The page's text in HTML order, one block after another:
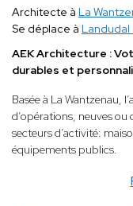
Architecte à La
Se déplace à Landudal
AEK Architecture :
durables et
Basée à La Wantzenau,
d’opérations, neuves ou
secteurs d’activité:
équipements publics.